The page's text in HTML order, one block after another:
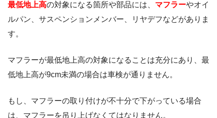
最低地上高の対象になる箇所や部品には、 マフラーやオイ
ルパン、サスペンションメンバー、リヤデフなどがありま
す。
マフラーが最低地上高の対象になることは充分にあり、最
低地上高が9cm未満の場合は車検が通りません。
もし、マフラーの取り付けが不十分で下がっている場合
は、マフラーを吊り上げなくてはなりません。